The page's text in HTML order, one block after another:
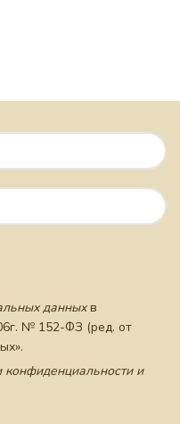
данныхв
№ 152-ФЗ (ред. от
конфиденциальности и